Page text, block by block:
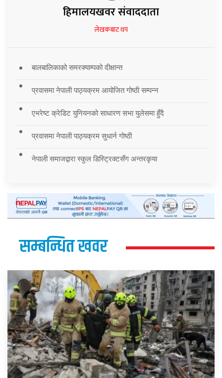
हिमालयखवर संवाददाता
लेखकबाट थप
बालबालिकाको समरक्याम्पको दीक्षान्त
प्रवासमा नेपाली पाठ्यक्रम आयोजित गोष्ठी सम्पन्न
एभरेष्ट क्रेडिट युनियनको साधारण सभा युलेसमा हुँदै
प्रवासमा नेपाली पाठ्यक्रम सुधार्न गोष्ठी
नेपाली समाजद्वारा स्कुल डिस्ट्रिक्टसँग अन्तरकृया
सम्बन्धित खवर